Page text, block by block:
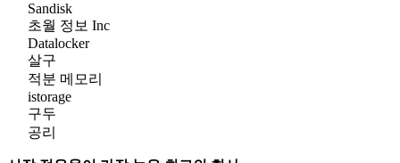
Sandisk
초월 정보 Inc
Datalocker
살구
적분 메모리
istorage
구두
공리